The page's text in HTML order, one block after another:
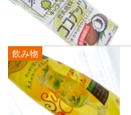
飲み物